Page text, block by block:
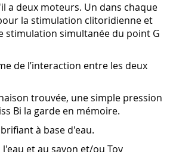
a deux moteurs. Un dans chaque
la stimulation clitoridienne et
stimulation simultanée du point G
de l’interaction entre les deux
trouvée, une simple pression
Bi la garde en mémoire.
à base d'eau.
et au savon et/ou Toy